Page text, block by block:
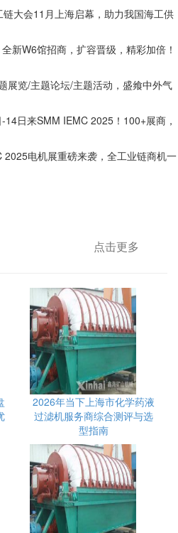
大会11月上海启幕，助力我国海工供
W6馆招商，扩容晋级，精彩加倍！
览/主题论坛/主题活动，盛飨中外气
日来SMM IEMC 2025！100+展商，
电机展重磅来袭，全工业链商机一
点击更多
2026年当下上海市化学药液
过滤机服务商综合测评与选
型指南